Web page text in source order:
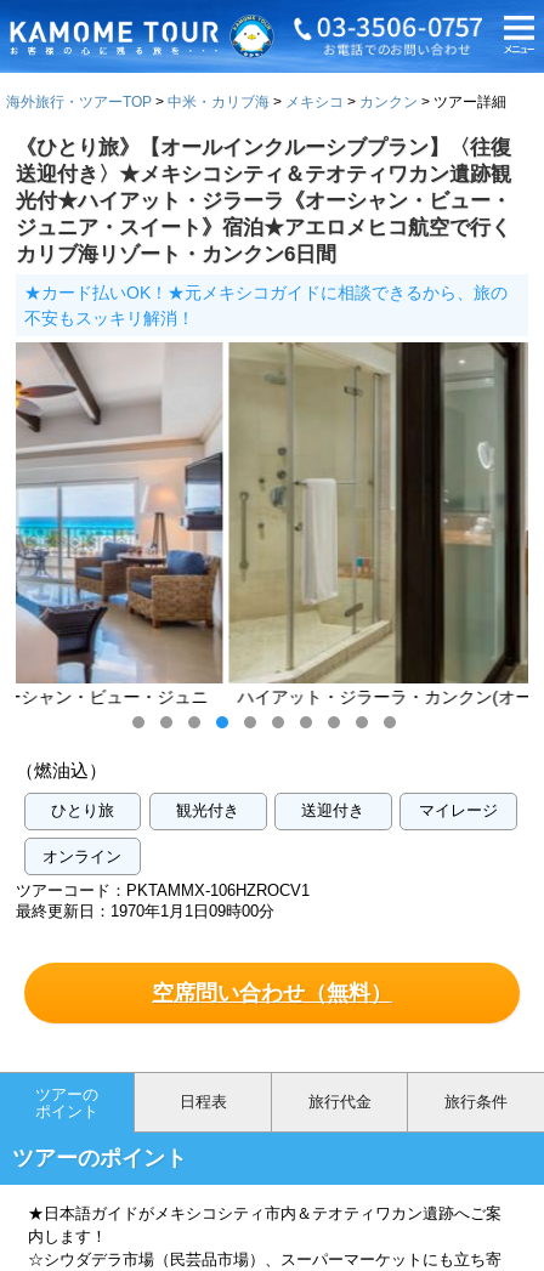
海外旅行・ツアーTOP 中米・カリブ海 メキシコ カンクン ツアー詳細
《ひとり旅》【オールインクルーシブプラン】〈往復
送迎付き〉★メキシコシティ＆テオティワカン遺跡観
光付★ハイアット・ジラーラ《オーシャン・ビュー・
ジュニア・スイート》宿泊★アエロメヒコ航空で行く
カリブ海リゾート・カンクン6日間
★カード払いOK！★元メキシコガイドに相談できるから、旅の
不安もスッキリ解消！
ニ
ハイアット・ジラーラ・カンクン(オーシャン・ビュー・ジュニ
ア・スイート)／イメージ
（燃油込）
ひとり旅 観光付き 送迎付き マイレージ
オンライン
ツアーコード：PKTAMMX-106HZROCV1
最終更新日：1970年1月1日09時00分
空席問い合わせ（無料）
ツアーの
ポイント
日程表 旅行代金 旅行条件
ツアーのポイント
★日本語ガイドがメキシコシティ市内＆テオティワカン遺跡へご案
内します！
☆シウダデラ市場（民芸品市場）、スーパーマーケットにも立ち寄